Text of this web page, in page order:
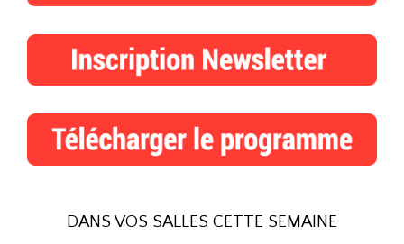
DANS VOS SALLES CETTE SEMAINE